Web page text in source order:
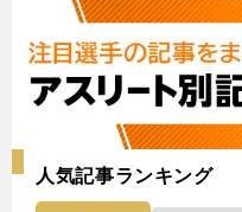
人気記事ランキング